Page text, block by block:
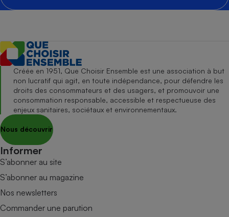
Créée en 1951, Que Choisir Ensemble est une association à but
non lucratif qui agit, en toute indépendance, pour défendre les
droits des consommateurs et des usagers, et promouvoir une
consommation responsable, accessible et respectueuse des
enjeux sanitaires, sociétaux et environnementaux.
Nous découvrir
Informer
S’abonner au site
S’abonner au magazine
Nos newsletters
Commander une parution